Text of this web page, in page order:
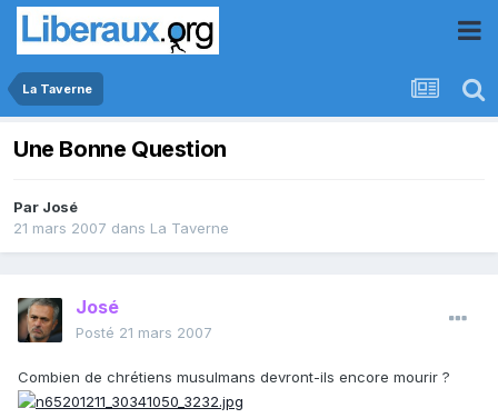
La Taverne
Une Bonne Question
Par José
21 mars 2007 dans La Taverne
José
Posté 21 mars 2007
Combien de chrétiens musulmans devront-ils encore mourir ?